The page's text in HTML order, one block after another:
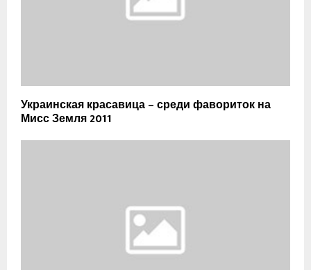
Украинская красавица – среди фавориток на
Мисс Земля 2011